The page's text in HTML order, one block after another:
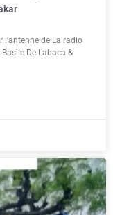
de La radio
De Labaca &